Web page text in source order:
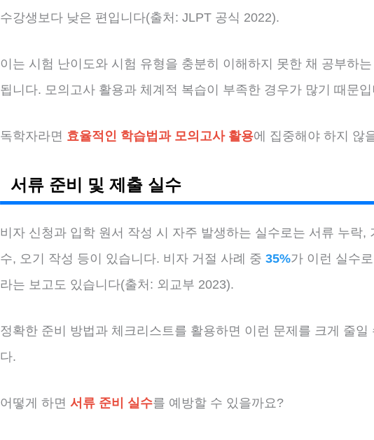
수강생보다 낮은 편입니다(출처: JLPT 공식 2022).
이는 시험 난이도와 시험 유형을 충분히 이해하지 못한 채 공부하
됩니다. 모의고사 활용과 체계적 복습이 부족한 경우가 많기 때문
독학자라면 효율적인 학습법과 모의고사 활용에 집중해야 하지 않
서류 준비 및 제출 실수
비자 신청과 입학 원서 작성 시 자주 발생하는 실수로는 서류 누락,
수, 오기 작성 등이 있습니다. 비자 거절 사례 중 35%가 이런 실수
라는 보고도 있습니다(출처: 외교부 2023).
정확한 준비 방법과 체크리스트를 활용하면 이런 문제를 크게 줄일
다.
어떻게 하면 서류 준비 실수를 예방할 수 있을까요?